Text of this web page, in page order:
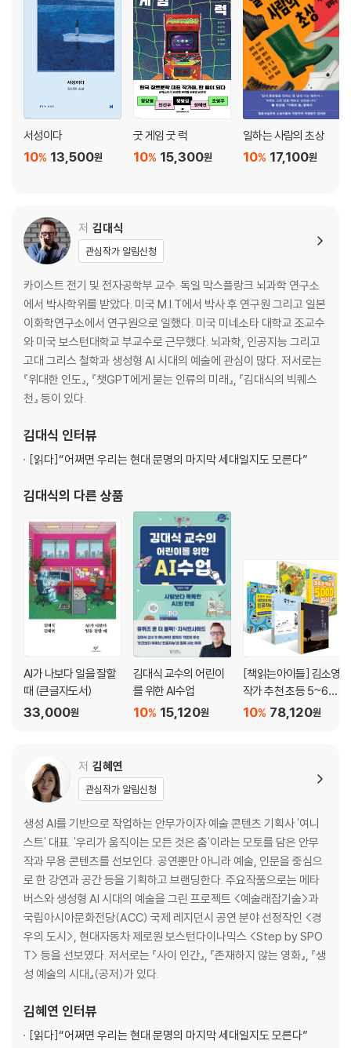
스스로를 발명하는 지적 부지런함 : 철학자 최진석
새로운 문제를 정의하고 해결하는 능력 : AI 반도체 스타트업 CEO 박성현
신체를 경유한 창의성의 힘 : 문학평론가 이광호
순간이 아닌 감정을 기록하는 일 : 사진가 김용호
호모프롬프투스의 출현, 질문과 명령의 기술 : 언어학자 신지영
| COLUMN | 인간과 AI의 미래
에필로그
우리는 서로를 묻는다 : 김혜연(안무가·여니스트 대표)?
서성이다
13,500원
10%
굿 게임 굿 럭
15,300원
10%
일하는 사람의 초상
17,100원
10%
저 김대식
관심작가 알림신청
카이스트 전기 및 전자공학부 교수. 독일 막스플랑크 뇌과학 연구소
에서 박사학위를 받았다. 미국 M.I.T에서 박사 후 연구원 그리고 일본
이화학연구소에서 연구원으로 일했다. 미국 미네소타 대학교 조교수
와 미국 보스턴대학교 부교수로 근무했다. 뇌과학, 인공지능 그리고
고대 그리스 철학과 생성형 AI 시대의 예술에 관심이 많다. 저서로는
『위대한 인도』, 『챗GPT에게 묻는 인류의 미래』, 『김대식의 빅퀘스
천』 등이 있다.
김대식 인터뷰
[읽다]“어쩌면 우리는 현대 문명의 마지막 세대일지도 모른다”
김대식의 다른 상품
AI가 나보다 일을 잘할
때 (큰글자도서)
33,000원
김대식 교수의 어린이
를 위한 AI수업
15,120원
10%
[책읽는아이들] 김소영
작가 추천 초등 5~6학
년 세트78,120원
10%
저 김혜연
관심작가 알림신청
생성 AI를 기반으로 작업하는 안무가이자 예술 콘텐츠 기획사 '여니
스트' 대표. '우리가 움직이는 모든 것은 춤'이라는 모토를 담은 안무
작과 무용 콘텐츠를 선보인다. 공연뿐만 아니라 예술, 인문을 중심으
로 한 강연과 공간 등을 기획하고 브랜딩한다. 주요작품으로는 메타
버스와 생성형 AI 시대의 예술을 그린 프로젝트 <예술래잡기술>과
국립아시아문화전당(ACC) 국제 레지던시 공연 분야 선정작인 <경
우의 도시>, 현대자동차 제로원 보스턴다이나믹스 <Step by SPO
T> 등을 선보였다. 저서로는 『사이 인간』, 『존재하지 않는 영화』, 『생
성 예술의 시대』(공저)가 있다.
김혜연 인터뷰
[읽다]“어쩌면 우리는 현대 문명의 마지막 세대일지도 모른다”